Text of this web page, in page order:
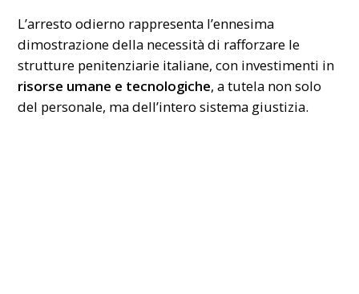
L’arresto odierno rappresenta l’ennesima
dimostrazione della necessità di rafforzare le
strutture penitenziarie italiane, con investimenti in
risorse umane e tecnologiche, a tutela non solo
del personale, ma dell’intero sistema giustizia.